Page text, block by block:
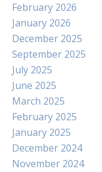
February 2026
January 2026
December 2025
September 2025
July 2025
June 2025
March 2025
February 2025
January 2025
December 2024
November 2024